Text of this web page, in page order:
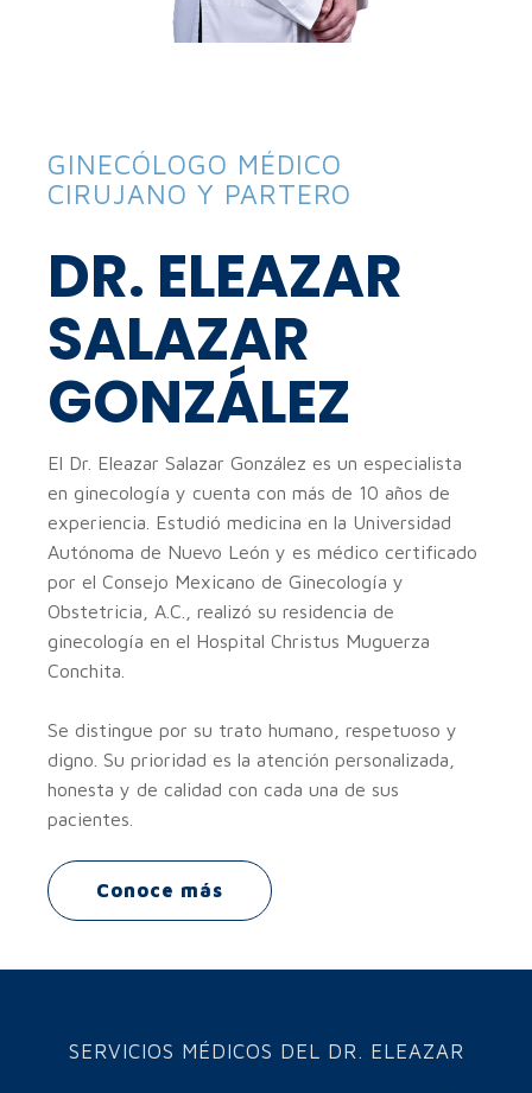
GINECÓLOGO MÉDICO
CIRUJANO Y PARTERO
DR. ELEAZAR
SALAZAR
GONZÁLEZ
El Dr. Eleazar Salazar González es un especialista
en ginecología y cuenta con más de 10 años de
experiencia. Estudió medicina en la Universidad
Autónoma de Nuevo León y es médico certificado
por el Consejo Mexicano de Ginecología y
Obstetricia, A.C., realizó su residencia de
ginecología en el Hospital Christus Muguerza
Conchita.
Se distingue por su trato humano, respetuoso y
digno. Su prioridad es la atención personalizada,
honesta y de calidad con cada una de sus
pacientes.
Conoce más
SERVICIOS MÉDICOS DEL DR. ELEAZAR